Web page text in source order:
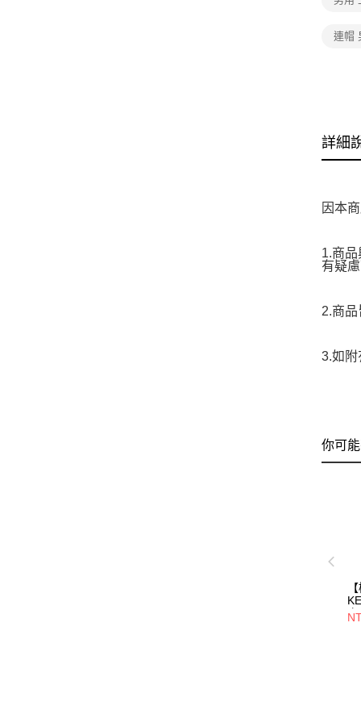
連帽
詳細
因本
1.商
有疑
2.商
3.如附
你可
衣